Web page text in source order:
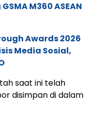
M360 ASEAN
Awards 2026
Media Sosial,
saat ini telah
disimpan di dalam